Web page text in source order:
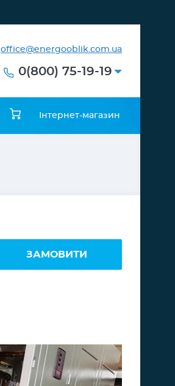
office@energooblik.com.ua
0(800) 75-19-19
Інтернет-магазин
ЗАМОВИТИ